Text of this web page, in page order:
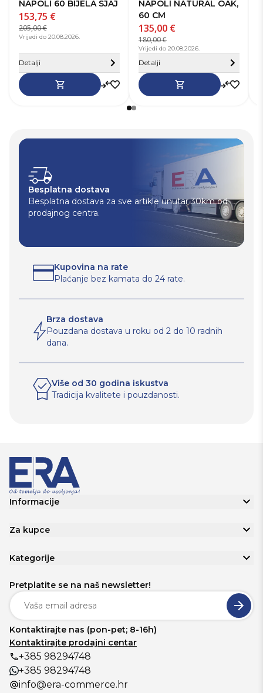
NAPOLI 60 BIJELA SJAJ
153,75 €
205,00 €
Vrijedi do 20.08.2026.
Detalji
Sakrij detalje
NAPOLI NATURAL OAK,
60 CM
135,00 €
180,00 €
Vrijedi do 20.08.2026.
Detalji
Besplatna dostava
Besplatna dostava za sve artikle unutar 30km od
prodajnog centra.
Kupovina na rate
Plaćanje bez kamata do 24 rate.
Brza dostava
Pouzdana dostava u roku od 2 do 10 radnih
dana.
Više od 30 godina iskustva
Tradicija kvalitete i pouzdanosti.
Informacije
Za kupce
Kategorije
Pretplatite se na naš newsletter!
Kontaktirajte nas (pon-pet; 8-16h)
Kontaktirajte prodajni centar
+385 98294748
+385 98294748
info@era-commerce.hr